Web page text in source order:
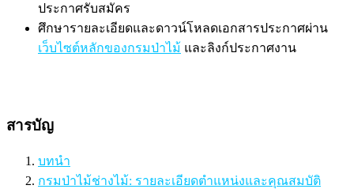
ประกาศรับสมัคร
ศึกษารายละเอียดและดาวน์โหลดเอกสารประกาศผ่าน
เว็บไซต์หลักของกรมป่าไม้ และลิงก์ประกาศงาน
สารบัญ
บทนำ
กรมป่าไม้ช่างไม้: รายละเอียดตำแหน่งและคุณสมบัติ